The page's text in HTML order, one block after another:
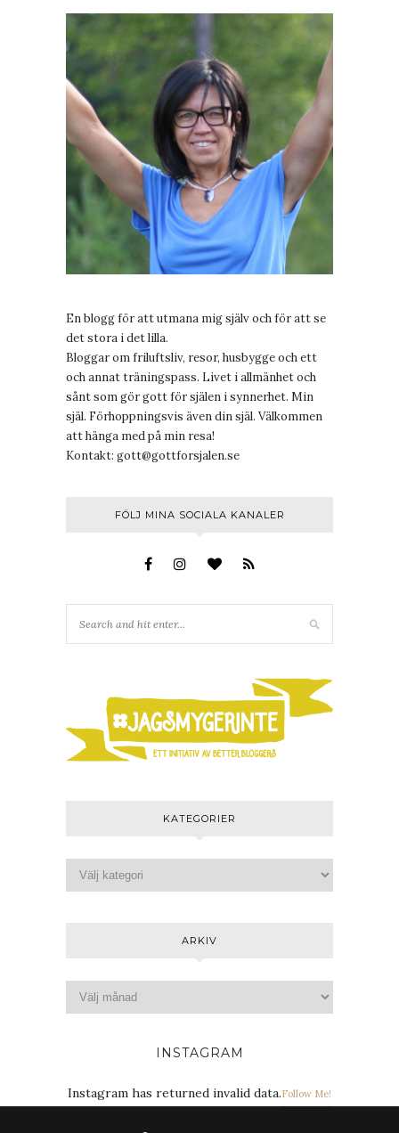
En blogg för att utmana mig själv och för att se
det stora i det lilla.
Bloggar om friluftsliv, resor, husbygge och ett
och annat träningspass. Livet i allmänhet och
sånt som gör gott för själen i synnerhet. Min
själ. Förhoppningsvis även din själ. Välkommen
att hänga med på min resa!
Kontakt: gott@gottforsjalen.se
FÖLJ MINA SOCIALA KANALER
KATEGORIER
ARKIV
INSTAGRAM
Instagram has returned invalid data.Follow Me!